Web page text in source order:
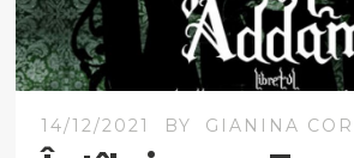
14/12/2021 BY GIANINA